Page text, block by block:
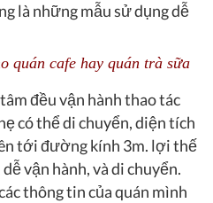
là những mẫu sử dụng dễ
quán cafe hay quán trà sữa
đều vận hành thao tác
có thể di chuyển, diện tích
tới đường kính 3m. lợi thế
vận hành, và di chuyển.
thông tin của quán mình